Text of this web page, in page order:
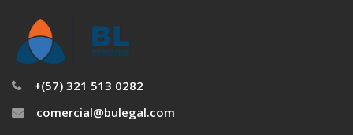
+(57) 321 513 0282
comercial@bulegal.com